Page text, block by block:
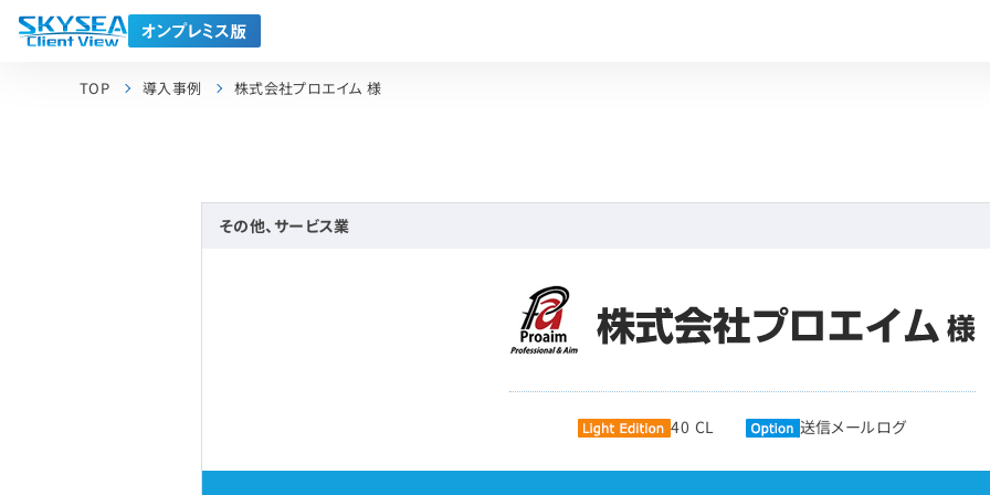
TOP 導入事例 株式会社プロエイム 様
その他、サービス業
40 CL 送信メールログ